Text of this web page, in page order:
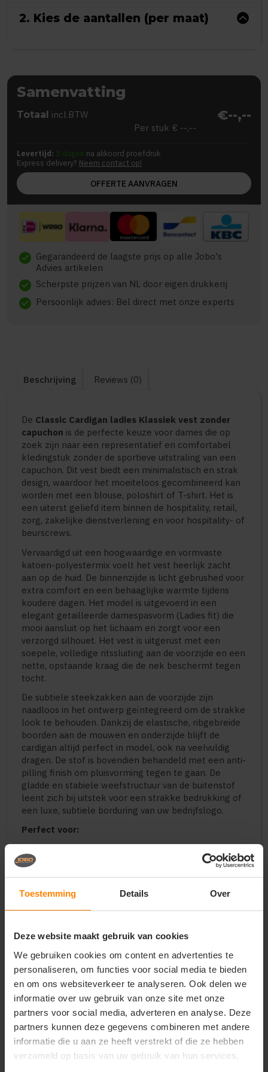
Toestemming Details Over
Deze website maakt gebruik van cookies
We gebruiken cookies om content en advertenties te
personaliseren, om functies voor social media te bieden
en om ons websiteverkeer te analyseren. Ook delen we
informatie over uw gebruik van onze site met onze
partners voor social media, adverteren en analyse. Deze
partners kunnen deze gegevens combineren met andere
informatie die u aan ze heeft verstrekt of die ze hebben
verzameld op basis van uw gebruik van hun services.
2. Kies de aantallen (per maat)
Samenvatting
Totaal incl.BTW €--,--
Per stuk € --,--
Levertijd: 5 dagen na akkoord proefdruk
Express delivery? Neem contact op!
OFFERTE AANVRAGEN
check Gegarandeerd de laagste prijs op alle Jobo's
Advies artikelen
check Scherpste prijzen van NL door eigen drukkerij
check Persoonlijk advies: Bel direct met onze experts
Beschrijving Reviews (0)
De Classic Cardigan ladies Klassiek vest zonder
capuchon is de perfecte keuze voor dames die op
zoek zijn naar een representatief en comfortabel
kledingstuk zonder de sportieve uitstraling van een
capuchon. Dit vest biedt een minimalistisch en strak
design, waardoor het moeiteloos gecombineerd kan
worden met een blouse, poloshirt of T-shirt. Het is
een uiterst geliefd item binnen de hospitality, retail,
zorg, zakelijke dienstverlening en voor hospitality- of
beurscrews.
Vervaardigd uit een hoogwaardige en vormvaste
katoen-polyestermix voelt het vest heerlijk zacht
aan op de huid. De binnenzijde is licht gebrushed voor
extra comfort en een behaaglijke warmte tijdens
koudere dagen. Het model is uitgevoerd in een
elegant getailleerde damespasvorm (Ladies fit) die
mooi aansluit op het lichaam en zorgt voor een
verzorgd silhouet. Het vest is uitgerust met een
soepele, volledige ritssluiting aan de voorzijde en een
nette, opstaande kraag die de nek beschermt tegen
tocht.
De subtiele steekzakken aan de voorzijde zijn
naadloos in het ontwerp geïntegreerd om de strakke
look te behouden. Dankzij de elastische, ribgebreide
boorden aan de mouwen en onderzijde blijft de
cardigan altijd perfect in model, ook na veelvuldig
dragen. De stof is bovendien behandeld met een anti-
pilling finish om pluisvorming tegen te gaan. De
gladde en stabiele weefstructuur van de buitenstof
leent zich bij uitstek voor een strakke bedrukking of
een luxe, subtiele borduring van uw bedrijfslogo.
Perfect voor:
dames in de retail, hospitality, zorg en zakelijke
beurscrews, adviseurs, gastvrouwen en
promotieteams
verenigingen, scholen en corporate events
Belangrijkste kenmerken:
Materiaal: Premium materiaalmix van katoen en
polyester met een zachte, warme binnenzijde
Design:Klassieke look zonder capuchon, voorzien
van een volledige ritssluiting, opstaande kraag en
steekzakken
Pasvorm:Elegant getailleerde en comfortabele
damespasvorm met een professionele uitstraling
Duurzaamheid:
Kleurvast, vormvast en uitgerust